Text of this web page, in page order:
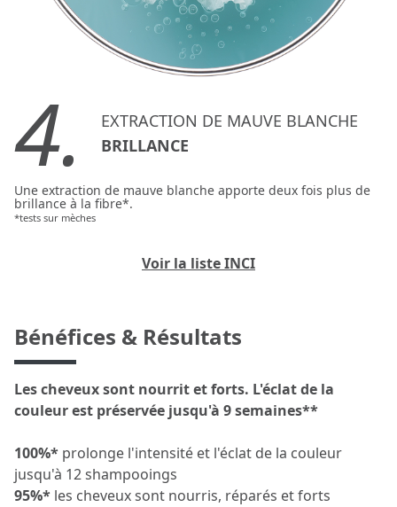
4.
EXTRACTION DE MAUVE BLANCHE
BRILLANCE
Une extraction de mauve blanche apporte deux fois plus de
brillance à la fibre*.
*tests sur mèches
Voir la liste INCI
Bénéfices & Résultats
Les cheveux sont nourrit et forts. L'éclat de la
couleur est préservée jusqu'à 9 semaines**
100%* prolonge l'intensité et l'éclat de la couleur
jusqu'à 12 shampooings
95%* les cheveux sont nourris, réparés et forts